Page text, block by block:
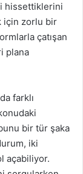
hissettiklerini
için zorlu bir
çatışan
plana
farklı
bir tür şaka
iki
açabiliyor.